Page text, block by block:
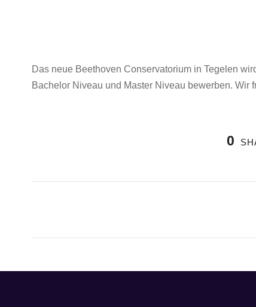
Das neue Beethoven Conservatorium in Tegelen
Bachelor Niveau und Master Niveau bewerben. Wir
0